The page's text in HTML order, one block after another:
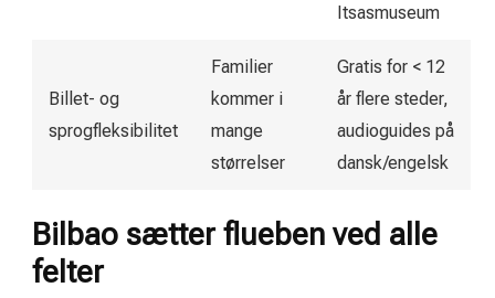
Itsasmuseum
Billet- og
sprogfleksibilitet
Familier
kommer i
mange
størrelser
Gratis for < 12
år flere steder,
audioguides på
dansk/engelsk
Bilbao sætter flueben ved alle
felter